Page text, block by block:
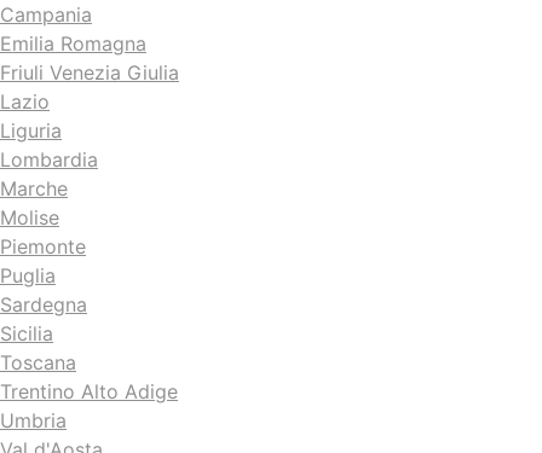
Campania
Emilia Romagna
Friuli Venezia Giulia
Lazio
Liguria
Lombardia
Marche
Molise
Piemonte
Puglia
Sardegna
Sicilia
Toscana
Trentino Alto Adige
Umbria